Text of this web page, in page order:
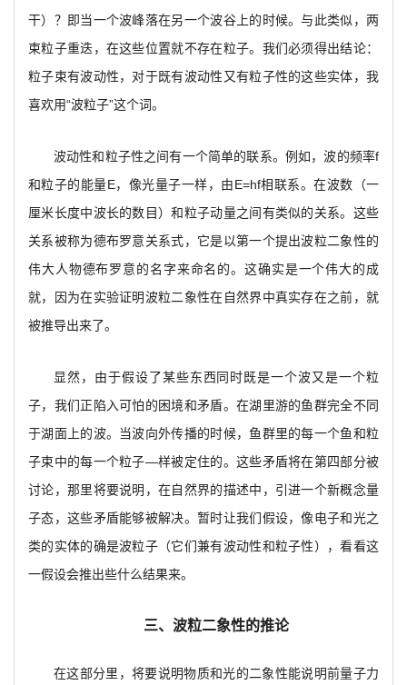
干）？即当一个波峰落在另一个波谷上的时候。与此类似，两
束粒子重迭，在这些位置就不存在粒子。我们必须得出结论：
粒子束有波动性，对于既有波动性又有粒子性的这些实体，我
喜欢用“波粒子”这个词。
波动性和粒子性之间有一个简单的联系。例如，波的频率f
和粒子的能量E，像光量子一样，由E=hf相联系。在波数（一
厘米长度中波长的数目）和粒子动量之间有类似的关系。这些
关系被称为德布罗意关系式，它是以第一个提出波粒二象性的
伟大人物德布罗意的名字来命名的。这确实是一个伟大的成
就，因为在实验证明波粒二象性在自然界中真实存在之前，就
被推导出来了。
显然，由于假设了某些东西同时既是一个波又是一个粒
子，我们正陷入可怕的困境和矛盾。在湖里游的鱼群完全不同
于湖面上的波。当波向外传播的时候，鱼群里的每一个鱼和粒
子束中的每一个粒子—样被定住的。这些矛盾将在第四部分被
讨论，那里将要说明，在自然界的描述中，引进一个新概念量
子态，这些矛盾能够被解决。暂时让我们假设，像电子和光之
类的实体的确是波粒子（它们兼有波动性和粒子性），看看这
一假设会推出些什么结果来。
三、波粒二象性的推论
在这部分里，将要说明物质和光的二象性能说明前量子力